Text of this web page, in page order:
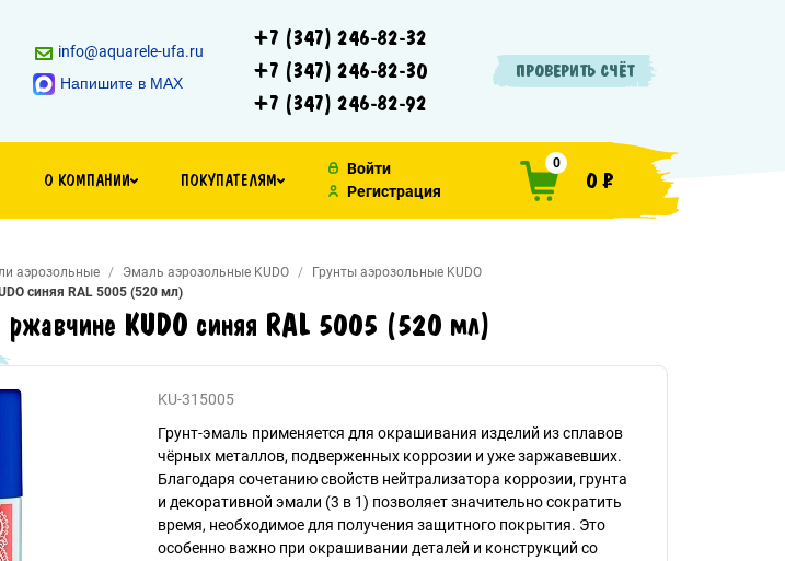
info@aquarele-ufa.ru
Напишите в MAX
+7 (347) 246-82-32
+7 (347) 246-82-30
+7 (347) 246-82-92
ПРОВЕРИТЬ СЧЁТ
О КОМПАНИИ ПОКУПАТЕЛЯМ
Войти
Регистрация
0
0 ₽
аэрозольные Эмаль аэрозольные KUDO
Грунты аэрозольные KUDO
синяя RAL 5005 (520 мл)
ржавчине KUDO синяя RAL 5005 (520 мл)
KU-315005
Грунт-эмаль применяется для окрашивания изделий из сплавов
чёрных металлов, подверженных коррозии и уже заржавевших.
Благодаря сочетанию свойств нейтрализатора коррозии, грунта
и декоративной эмали (3 в 1) позволяет значительно сократить
время, необходимое для получения защитного покрытия. Это
особенно важно при окрашивании деталей и конструкций со